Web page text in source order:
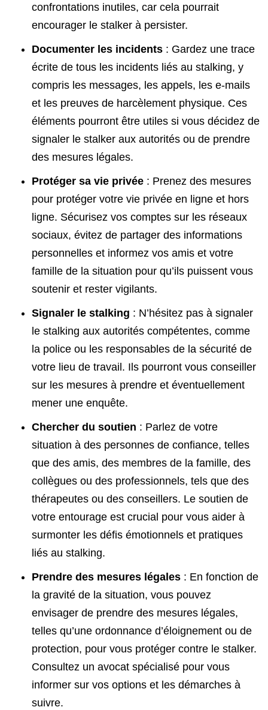
confrontations inutiles, car cela pourrait
encourager le stalker à persister.
Documenter les incidents : Gardez une trace
écrite de tous les incidents liés au stalking, y
compris les messages, les appels, les e-mails
et les preuves de harcèlement physique. Ces
éléments pourront être utiles si vous décidez de
signaler le stalker aux autorités ou de prendre
des mesures légales.
Protéger sa vie privée : Prenez des mesures
pour protéger votre vie privée en ligne et hors
ligne. Sécurisez vos comptes sur les réseaux
sociaux, évitez de partager des informations
personnelles et informez vos amis et votre
famille de la situation pour qu’ils puissent vous
soutenir et rester vigilants.
Signaler le stalking : N’hésitez pas à signaler
le stalking aux autorités compétentes, comme
la police ou les responsables de la sécurité de
votre lieu de travail. Ils pourront vous conseiller
sur les mesures à prendre et éventuellement
mener une enquête.
Chercher du soutien : Parlez de votre
situation à des personnes de confiance, telles
que des amis, des membres de la famille, des
collègues ou des professionnels, tels que des
thérapeutes ou des conseillers. Le soutien de
votre entourage est crucial pour vous aider à
surmonter les défis émotionnels et pratiques
liés au stalking.
Prendre des mesures légales : En fonction de
la gravité de la situation, vous pouvez
envisager de prendre des mesures légales,
telles qu’une ordonnance d’éloignement ou de
protection, pour vous protéger contre le stalker.
Consultez un avocat spécialisé pour vous
informer sur vos options et les démarches à
suivre.